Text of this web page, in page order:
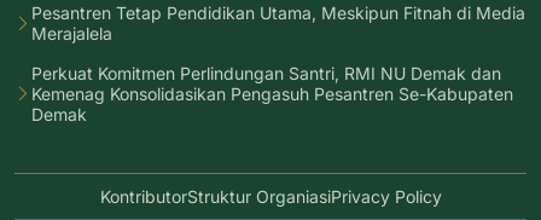
Pesantren Tetap Pendidikan Utama, Meskipun Fitnah di Media
Merajalela
Perkuat Komitmen Perlindungan Santri, RMI NU Demak dan
Kemenag Konsolidasikan Pengasuh Pesantren Se-Kabupaten
Demak
KontributorStruktur OrganiasiPrivacy Policy